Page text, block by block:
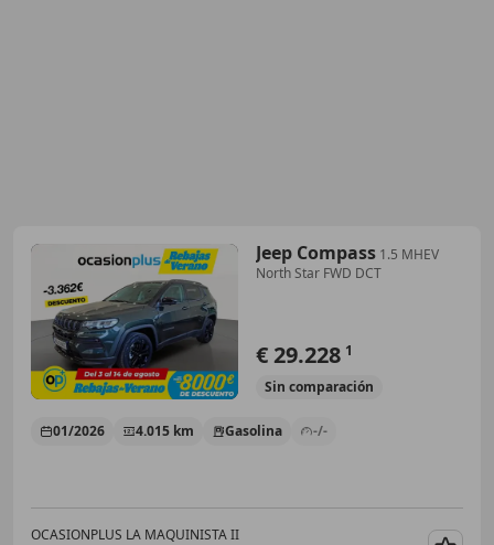
Jeep Compass 1.5 MHEV
North Star FWD DCT
€ 29.228 1
Sin comparación
01/2026 4.015 km Gasolina -/-
OCASIONPLUS LA MAQUINISTA II